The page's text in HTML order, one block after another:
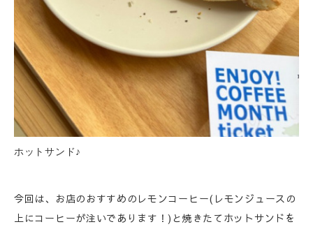
ホットサンド♪
今回は、お店のおすすめのレモンコーヒー(レモンジュースの
上にコーヒーが注いであります！)と焼きたてホットサンドを